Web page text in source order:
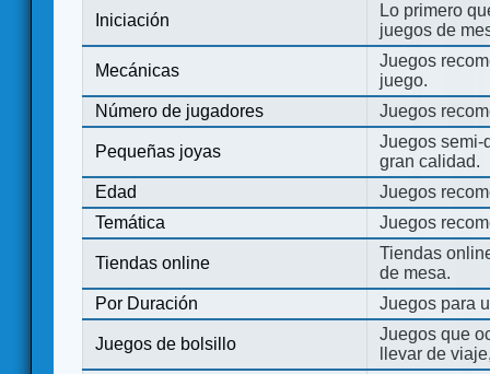
Iniciación
Lo primero
juegos de
Mecánicas
Juegos
juego.
Número de jugadores
Juegos
Pequeñas joyas
Juegos semi-
gran calidad.
Edad
Juegos
Temática
Juegos
Tiendas online
Tiendas
de mesa.
Por Duración
Juegos para
Juegos de bolsillo
Juegos que
llevar de